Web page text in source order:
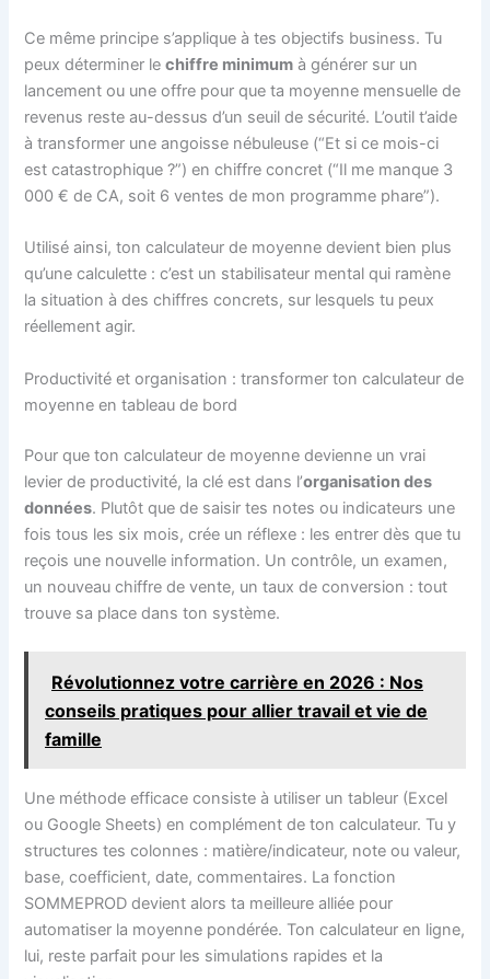
Ce même principe s’applique à tes objectifs business. Tu
peux déterminer lechiffre minimum à générer sur un
lancement ou une offre pour que ta moyenne mensuelle de
revenus reste au-dessus d’un seuil de sécurité. L’outil t’aide
à transformer une angoisse nébuleuse (“Et si ce mois-ci
est catastrophique ?”) en chiffre concret (“Il me manque 3
000 € de CA, soit 6 ventes de mon programme phare”).
Utilisé ainsi, ton calculateur de moyenne devient bien plus
qu’une calculette : c’est un stabilisateur mental qui ramène
la situation à des chiffres concrets, sur lesquels tu peux
réellement agir.
Productivité et organisation : transformer ton calculateur de
moyenne en tableau de bord
Pour que ton calculateur de moyenne devienne un vrai
levier de productivité, la clé est dans l’organisation des
données. Plutôt que de saisir tes notes ou indicateurs une
fois tous les six mois, crée un réflexe : les entrer dès que tu
reçois une nouvelle information. Un contrôle, un examen,
un nouveau chiffre de vente, un taux de conversion : tout
trouve sa place dans ton système.
Révolutionnez votre carrière en 2026 : Nos
conseils pratiques pour allier travail et vie de
famille
Une méthode efficace consiste à utiliser un tableur (Excel
ou Google Sheets) en complément de ton calculateur. Tu y
structures tes colonnes : matière/indicateur, note ou valeur,
base, coefficient, date, commentaires. La fonction
SOMMEPROD devient alors ta meilleure alliée pour
automatiser la moyenne pondérée. Ton calculateur en ligne,
lui, reste parfait pour les simulations rapides et la